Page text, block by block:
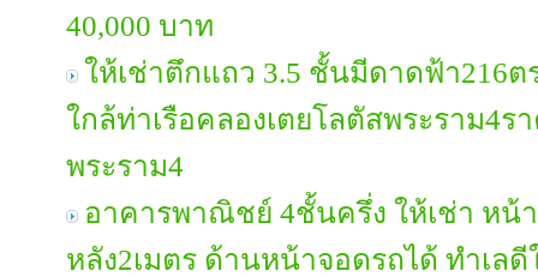
40,000 บาท
ให้เช่าตึกแถว 3.5 ชั้นมีดาดฟ้า216
ใกล้ท่าเรือคลองเตยโลตัสพระราม4ร
พระราม4
อาคารพาณิชย์ 4ชั้นครึ่ง ให้เช่า หน้
หลัง2เมตร ด้านหน้าจอดรถได้ ทำเล